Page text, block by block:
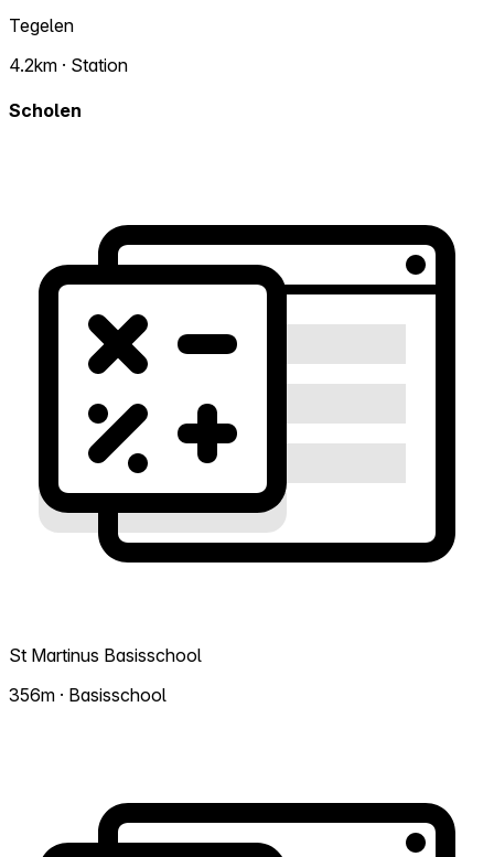
Tegelen
4.2km · Station
Scholen
St Martinus Basisschool
356m · Basisschool